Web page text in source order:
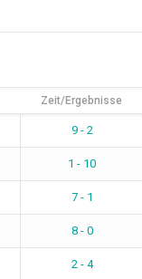
Zeit/Ergebnisse
9 - 2
1 - 10
7 - 1
8 - 0
2 - 4